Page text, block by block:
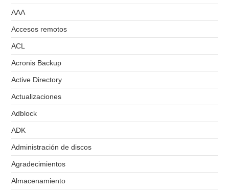
AAA
Accesos remotos
ACL
Acronis Backup
Active Directory
Actualizaciones
Adblock
ADK
Administración de discos
Agradecimientos
Almacenamiento